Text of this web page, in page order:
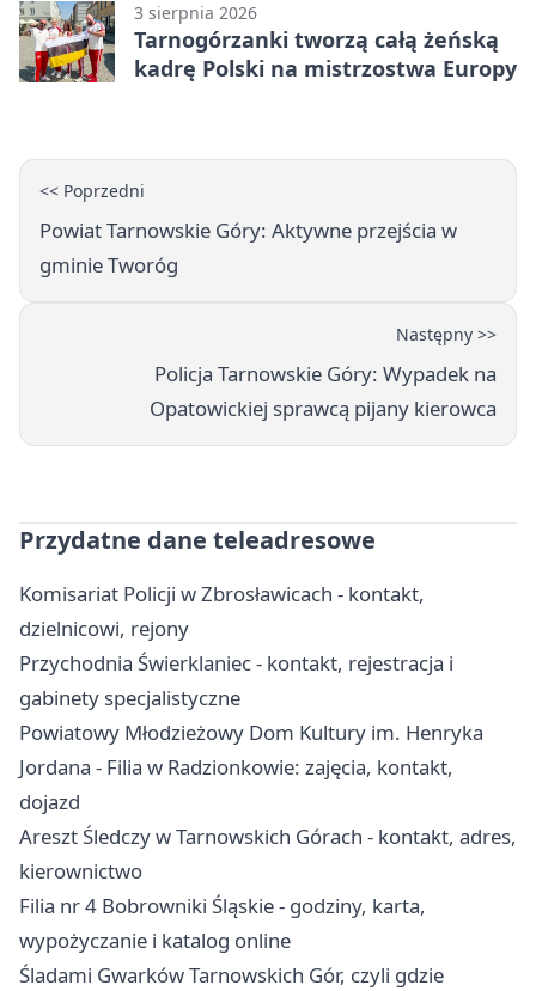
3 sierpnia 2026
Tarnogórzanki tworzą całą żeńską
kadrę Polski na mistrzostwa Europy
<< Poprzedni
Powiat Tarnowskie Góry: Aktywne przejścia w
gminie Tworóg
Następny >>
Policja Tarnowskie Góry: Wypadek na
Opatowickiej sprawcą pijany kierowca
Przydatne dane teleadresowe
Komisariat Policji w Zbrosławicach - kontakt,
dzielnicowi, rejony
Przychodnia Świerklaniec - kontakt, rejestracja i
gabinety specjalistyczne
Powiatowy Młodzieżowy Dom Kultury im. Henryka
Jordana - Filia w Radzionkowie: zajęcia, kontakt,
dojazd
Areszt Śledczy w Tarnowskich Górach - kontakt, adres,
kierownictwo
Filia nr 4 Bobrowniki Śląskie - godziny, karta,
wypożyczanie i katalog online
Śladami Gwarków Tarnowskich Gór, czyli gdzie